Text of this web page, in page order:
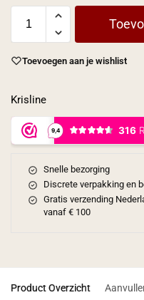
Toevoegen aan je wishlist
Krisline
Snelle bezorging
Discrete verpakking en
Gratis verzending
vanaf € 100
Product Overzicht